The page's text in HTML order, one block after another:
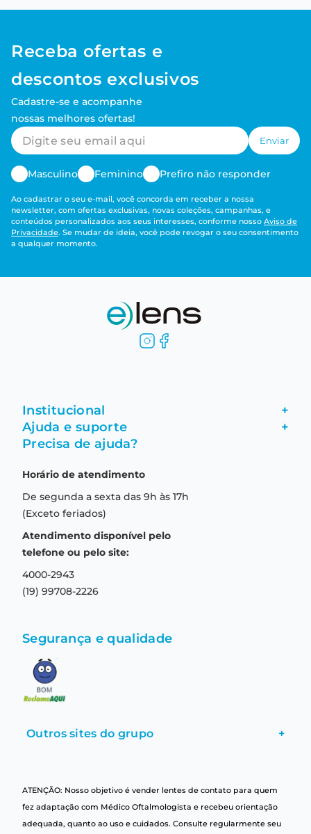
Receba ofertas e
descontos exclusivos
Cadastre-se e acompanhe
nossas melhores ofertas!
Enviar
Masculino Feminino Prefiro não responder
Ao cadastrar o seu e-mail, você concorda em receber a nossa
newsletter, com ofertas exclusivas, novas coleções, campanhas, e
conteúdos personalizados aos seus interesses, conforme nosso Aviso de
Privacidade. Se mudar de ideia, você pode revogar o seu consentimento
a qualquer momento.
Institucional +
Fale conosco
Formas de pagamento
Aviso de privacidade
Termos e condições de uso
Ajuda e suporte +
Garantia
Troca e devolução
Central de relacionamento
Precisa de ajuda?
Horário de atendimento
De segunda a sexta das 9h às 17h
(Exceto feriados)
Atendimento disponível pelo
telefone ou pelo site:
4000-2943
(19) 99708-2226
Segurança e qualidade
Outros sites do grupo +
ATENÇÃO: Nosso objetivo é vender lentes de contato para quem
fez adaptação com Médico Oftalmologista e recebeu orientação
adequada, quanto ao uso e cuidados. Consulte regularmente seu